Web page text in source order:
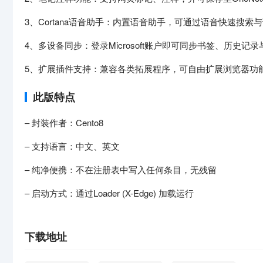
3、Cortana语音助手：内置语音助手，可通过语音快速搜索与
4、多设备同步：登录Microsoft账户即可同步书签、历史记录
5、扩展插件支持：兼容各类拓展程序，可自由扩展浏览器功
此版特点
– 封装作者：Cento8
– 支持语言：中文、英文
– 纯净便携：不在注册表中写入任何条目，无残留
– 启动方式：通过Loader (X-Edge) 加载运行
下载地址